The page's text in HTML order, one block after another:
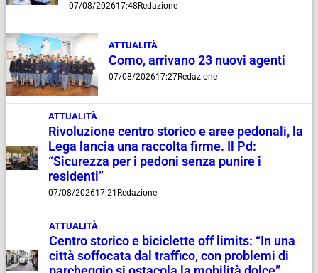
07/08/202617:48 Redazione
ATTUALITÀ
Como, arrivano 23 nuovi agenti
07/08/202617:27Redazione
ATTUALITÀ
Rivoluzione centro storico e aree pedonali, la
Lega lancia una raccolta firme. Il Pd:
“Sicurezza per i pedoni senza punire i
residenti”
07/08/202617:21 Redazione
ATTUALITÀ
Centro storico e biciclette off limits: “In una
città soffocata dal traffico, con problemi di